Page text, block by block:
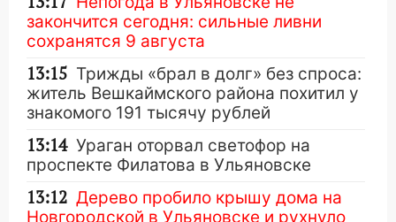
закончится сегодня: сильные ливни
сохранятся 9 августа
13:15 Трижды «брал в долг» без спроса:
житель Вешкаймского района похитил у
знакомого 191 тысячу рублей
13:14 Ураган оторвал светофор на
проспекте Филатова в Ульяновске
13:12 Дерево пробило крышу дома на
Новгородской в Ульяновске и рухнуло